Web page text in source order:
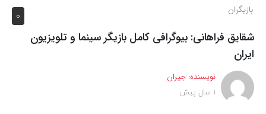
0 بازیگران
شقایق فراهانی: بیوگرافی کامل بازیگر سینما و تلویزیون
ایران
نویسنده: جیران
1 سال پیش